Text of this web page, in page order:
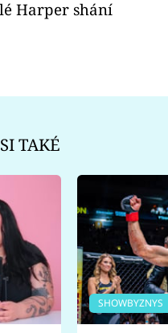
Harper shání
TAKÉ
SHOWBYZNYS